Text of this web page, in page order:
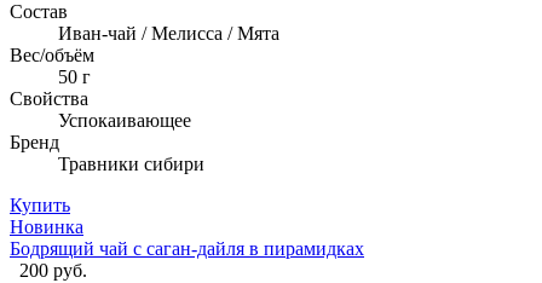
Состав
Иван-чай / Мелисса / Мята
Вес/объём
50 г
Свойства
Успокаивающее
Бренд
Травники сибири
Купить
Новинка
Бодрящий чай с саган-дайля в пирамидках
200 руб.